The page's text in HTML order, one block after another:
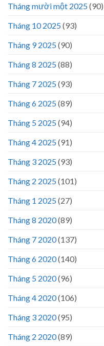
Tháng mười một 2025(90)
Tháng 10 2025(93)
Tháng 9 2025(90)
Tháng 8 2025(88)
Tháng 7 2025(93)
Tháng 6 2025(89)
Tháng 5 2025(94)
Tháng 4 2025(91)
Tháng 3 2025(93)
Tháng 2 2025(101)
Tháng 1 2025(27)
Tháng 8 2020(89)
Tháng 7 2020(137)
Tháng 6 2020(140)
Tháng 5 2020(96)
Tháng 4 2020(106)
Tháng 3 2020(95)
Tháng 2 2020(89)